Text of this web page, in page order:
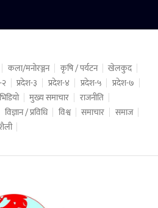
कला/मनोरञ्जन कृषि / पर्यटन
खेलकुद
२ प्रदेश-३ प्रदेश-४ प्रदेश-५
प्रदेश-७
भिडियो मुख्य समाचार
राजनीति
विज्ञान / प्रविधि विश्व समाचार
समाज